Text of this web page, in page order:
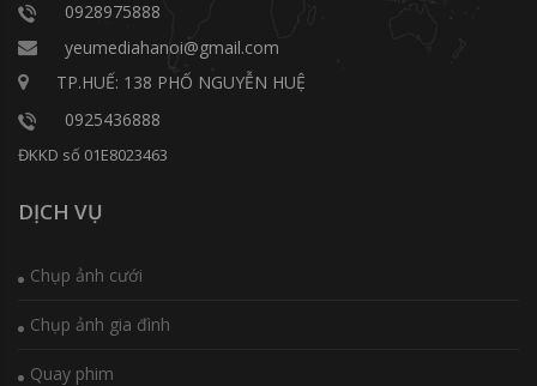
0928975888
yeumediahanoi@gmail.com
TP.HUẾ: 138 PHỐ NGUYỄN HUỆ
0925436888
ĐKKD số 01E8023463
DỊCH VỤ
Chụp ảnh cưới
Chụp ảnh gia đình
Quay phim